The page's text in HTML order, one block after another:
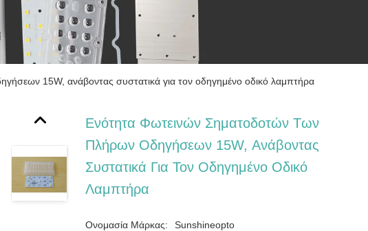
15W, ανάβοντας συστατικά για τον οδηγημένο οδικό λαμπτήρα
Ενότητα Φωτεινών Σηματοδοτών Των
Πλήρων Οδηγήσεων 15W, Ανάβοντας
Συστατικά Για Τον Οδηγημένο Οδικό
Λαμπτήρα
Ονομασία Μάρκας: Sunshineopto